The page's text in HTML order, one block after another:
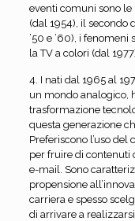
eventi comuni sono
(dal 1954), il secondo
’50 e ’60), i fenomeni
la TV a colori (dal
4. I nati dal 1965 al
un mondo analogico,
trasformazione
questa generazione
Preferiscono l’uso
per fruire di contenuti
e-mail. Sono
propensione
carriera e spesso
di arrivare a